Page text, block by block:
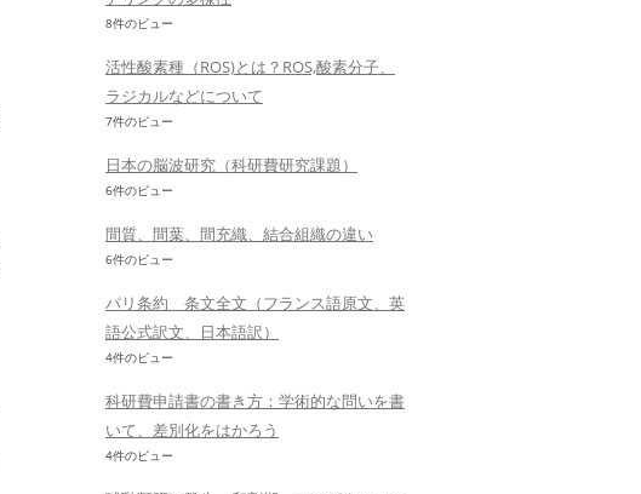
8件のビュー
活性酸素種（ROS)とは？ROS,酸素分子、
ラジカルなどについて
7件のビュー
日本の脳波研究（科研費研究課題）
6件のビュー
間質、間葉、間充織、結合組織の違い
6件のビュー
パリ条約 条文全文（フランス語原文、英
語公式訳文、日本語訳）
4件のビュー
科研費申請書の書き方：学術的な問いを書
いて、差別化をはかろう
4件のビュー